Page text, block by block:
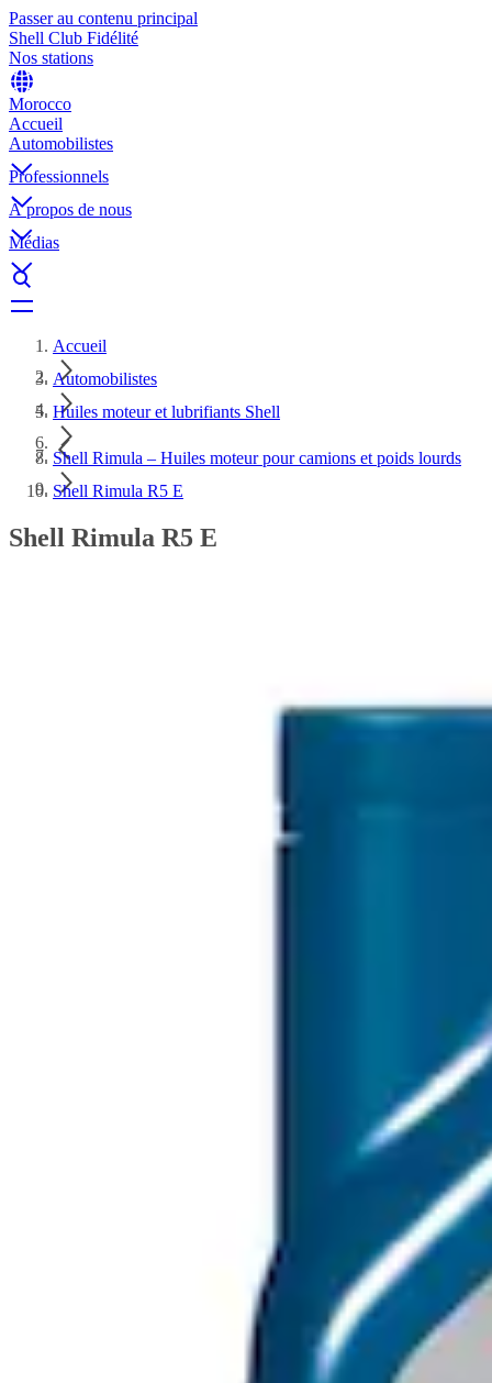
Passer au contenu principal
Shell Club Fidélité
Nos stations
Morocco
Accueil
Automobilistes
Professionnels
À propos de nous
Médias
Accueil
Automobilistes
Huiles moteur et lubrifiants Shell
Shell Rimula – Huiles moteur pour camions et poids lourds
Shell Rimula R5 E
Shell Rimula R5 E